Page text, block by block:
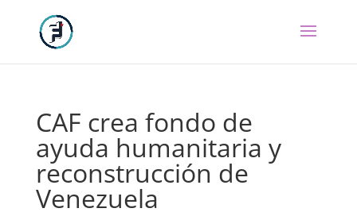
CAF crea fondo de
ayuda humanitaria y
reconstrucción de
Venezuela